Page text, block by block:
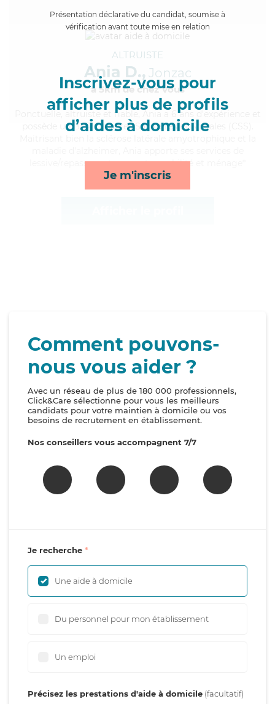
Présentation déclarative du candidat, soumise à
vérification avant toute mise en relation
Inscrivez-vous pour
afficher plus de profils
d’aides à domicile
Je m'inscris
ALTRUISTE
Ania D., Jonzac
à 5km de chez Vous
, altruiste et fiable, Ania a 6 ans d'expérience et
possède un BEP Carrières Sanitaires et Sociales (CSS).
lessive/repassage, transports, mobilité et ménage*
Comment pouvons-
nous vous aider ?
Avec un réseau de plus de 180 000 professionnels,
Click&Care sélectionne pour vous les meilleurs
candidats pour votre maintien à domicile ou vos
besoins de recrutement en établissement.
Nos conseillers vous accompagnent 7/7
Je recherche
Une aide à domicile
Du personnel pour mon établissement
Un emploi
Précisez les prestations d'aide à domicile